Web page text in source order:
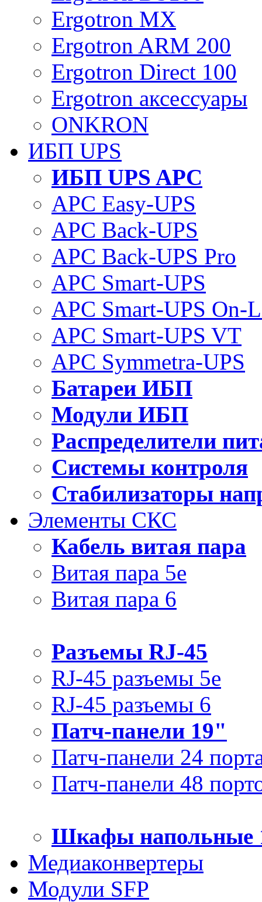
Ergotron MX
Ergotron ARM 200
Ergotron Direct 100
Ergotron аксессуары
ONKRON
ИБП UPS
ИБП UPS APC
APC Easy-UPS
APC Back-UPS
APC Back-UPS Pro
APC Smart-UPS
APC Smart-UPS On-
APC Smart-UPS VT
APC Symmetra-UPS
Батареи ИБП
Модули ИБП
Распределители
Системы контроля
Стабилизаторы
Элементы СКС
Кабель витая пара
Витая пара 5e
Витая пара 6
Разъемы RJ-45
RJ-45 разъемы 5e
RJ-45 разъемы 6
Патч-панели 19"
Патч-панели 24
Патч-панели 48
Шкафы напольные
Медиаконвертеры
Модули SFP